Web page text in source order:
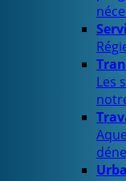
Les